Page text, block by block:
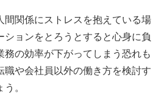
間関係にストレスを抱えている場
ョンをとろうとすると心身に負
の効率が下がってしまう恐れも
職や会社員以外の働き方を検討す
。